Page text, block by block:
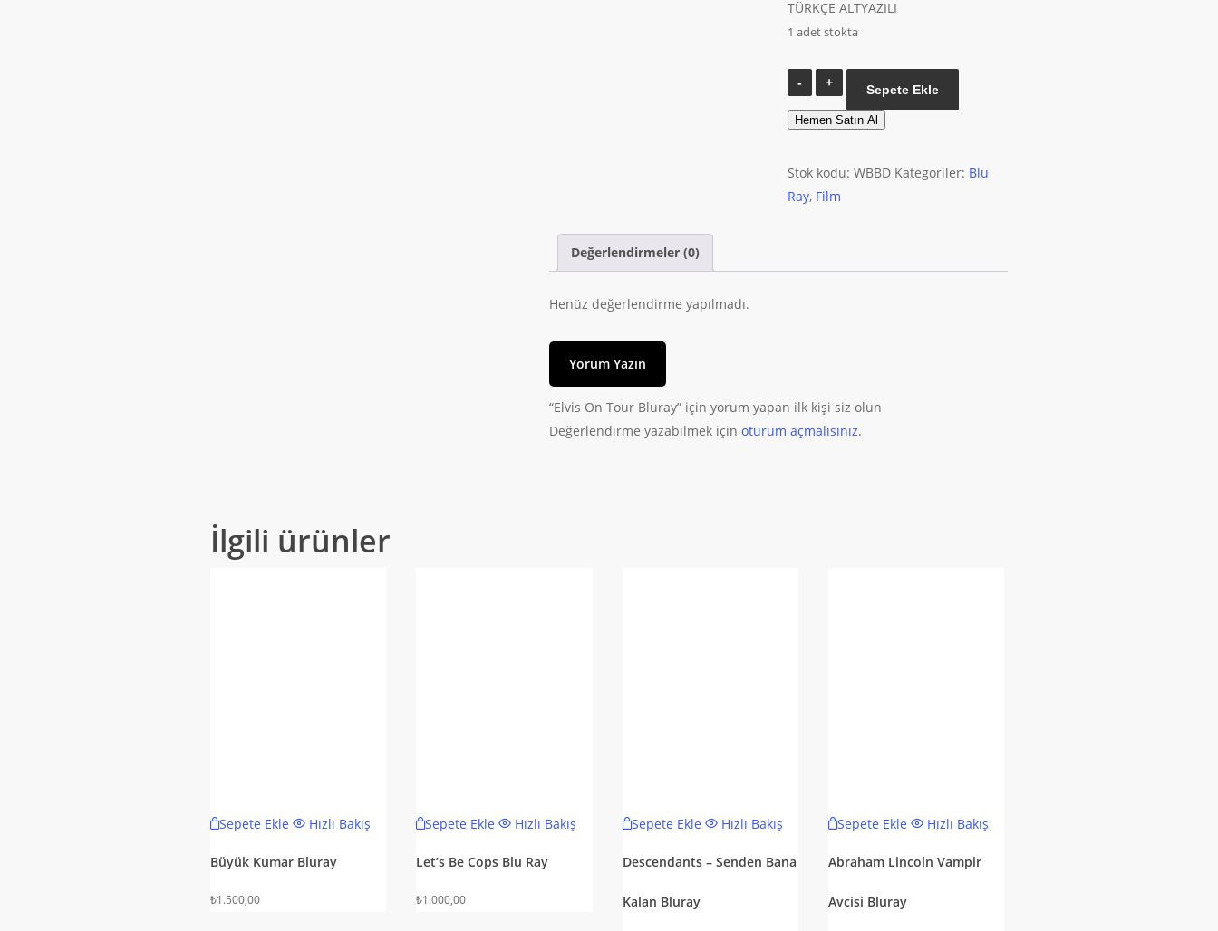
TÜRKÇE ALTYAZILI
1 adet stokta
Elvis
Tour
adet
Sepete Ekle
Hemen Satın Al
Stok kodu:WBBD Kategoriler: Blu
Ray, Film
Değerlendirmeler (0)
Henüz değerlendirme yapılmadı.
Yorum Yazın
“Elvis On Tour Bluray” için yorum yapan ilk kişi siz olun
Değerlendirme yazabilmek için oturum açmalısınız.
İlgili ürünler
Sepete Ekle Hızlı Bakış
Büyük Kumar Bluray
₺1.500,00
Sepete Ekle Hızlı Bakış
Let’s Be Cops Blu Ray
₺1.000,00
Sepete Ekle Hızlı Bakış
Descendants – Senden Bana
Kalan Bluray
Sepete Ekle Hızlı Bakış
Abraham Lincoln Vampir
Avcisi Bluray